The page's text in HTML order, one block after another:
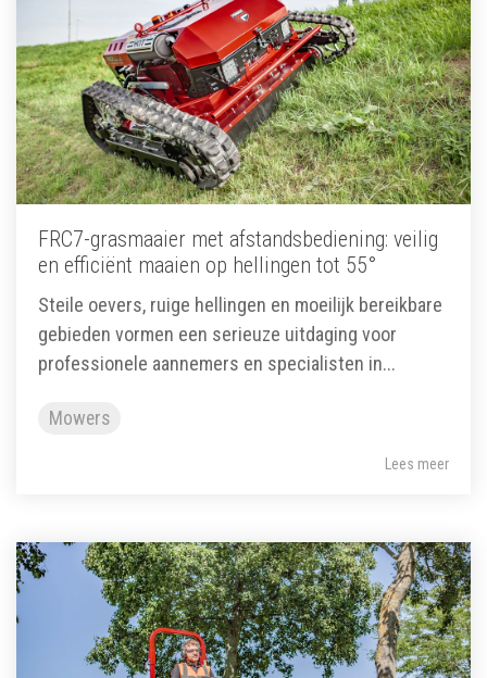
FRC7-grasmaaier met afstandsbediening: veilig
en efficiënt maaien op hellingen tot 55°
Steile oevers, ruige hellingen en moeilijk bereikbare
gebieden vormen een serieuze uitdaging voor
professionele aannemers en specialisten in...
Mowers
Lees meer